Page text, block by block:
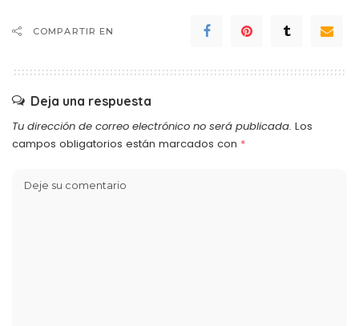
COMPARTIR EN
Deja una respuesta
Tu dirección de correo electrónico no será publicada. Los
campos obligatorios están marcados con *